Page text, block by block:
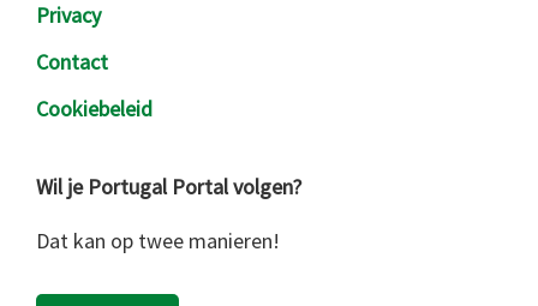
Privacy
Contact
Cookiebeleid
Wil je Portugal Portal volgen?
Dat kan op twee manieren!